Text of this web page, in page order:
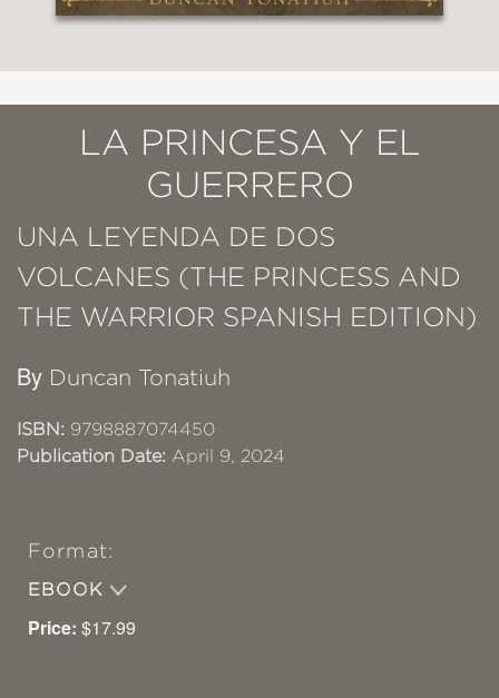
LA PRINCESA Y EL
GUERRERO
UNA LEYENDA DE DOS
VOLCANES (THE PRINCESS AND
THE WARRIOR SPANISH EDITION)
By Duncan Tonatiuh
ISBN: 9798887074450
Publication Date: April 9, 2024
Format:
EBOOK
Price: $17.99